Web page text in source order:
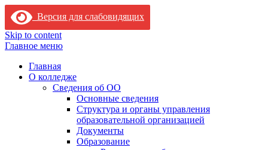
Версия для слабовидящих
Skip to content
Главное меню
Главная
О колледже
Сведения об ОО
Основные сведения
Структура и органы управления
образовательной организацией
Документы
Образование